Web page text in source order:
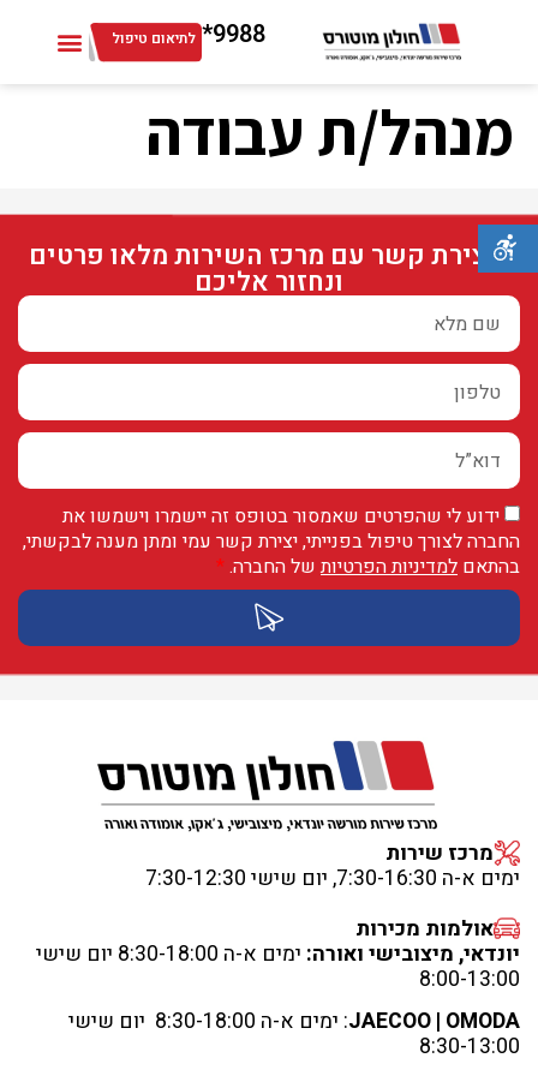
9988* לתיאום טיפול
מנהל/ת עבודה
ליצירת קשר עם מרכז השירות מלאו פרטים
ונחזור אליכם
ידוע לי שהפרטים שאמסור בטופס זה יישמרו וישמשו את
החברה לצורך טיפול בפנייתי, יצירת קשר עמי ומתן מענה לבקשתי,
בהתאם למדיניות הפרטיותשל החברה.*
מרכז שירות
ימים א-ה 7:30-16:30, יום שישי 7:30-12:30
אולמות מכירות
יונדאי, מיצובישי ואורה:
ימים א-ה 8:30-18:00 יום שישי
8:00-13:00
JAECOO | OMODA
: ימים א-ה 8:30-18:00 יום שישי
8:30-13:00